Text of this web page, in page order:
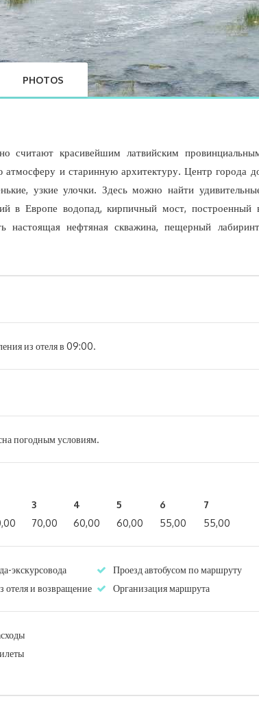
PHOTOS
считают красивейшим латвийским
атмосферу и старинную архитектуру. Центр города
узкие улочки. Здесь можно найти
Европе водопад, кирпичный мост, построенный
нефтяная скважина, пещерный
из отеля в 09:00.
погодным условиям.
3 4 5 6
7
70,00 60,00 60,00 55,00 55,00
экскурсовода
Проезд автобусом по маршруту
отеля и возвращение
Организация маршрута